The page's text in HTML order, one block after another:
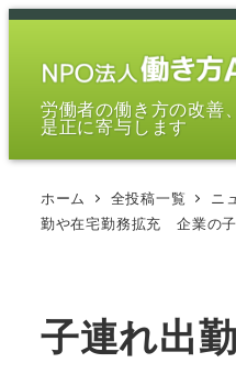
メ
労働者の働き方の改善
是正に寄与します
ホーム 全投稿一覧 ニ
勤や在宅勤務拡充 企業の
子連れ出